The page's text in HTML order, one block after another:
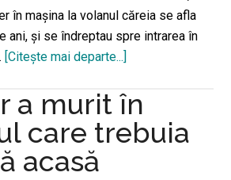
în mașina la volanul căreia se afla
ani, și se îndreptau spre intrarea în
[Citeşte mai departe...]
inginerul
de
RAR
a murit în
care trebuia
acasă